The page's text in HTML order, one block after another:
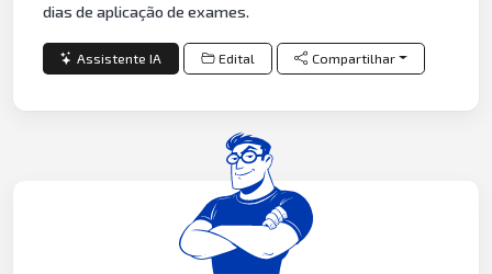
dias de aplicação de exames.
Assistente IA Edital Compartilhar